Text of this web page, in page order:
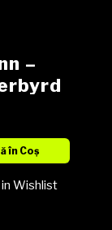
‎–
în Coș
Wishlist